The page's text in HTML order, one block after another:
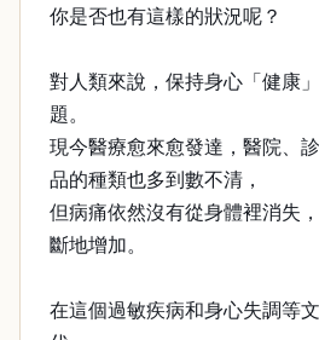
你是否也有這樣的狀況呢？
對人類來說，保持身心「健康
題。
現今醫療愈來愈發達，醫院、
品的種類也多到數不清，
但病痛依然沒有從身體裡消失
斷地增加。
在這個過敏疾病和身心失調等